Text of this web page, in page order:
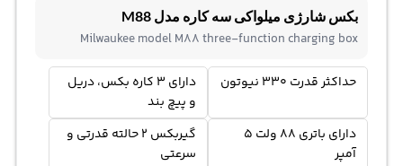
بکس شارژی میلواکی سه کاره مدل M88
Milwaukee model M88 three-function charging box
حداکثر قدرت 330 نیوتون
دارای 3 کاره بکس، دریل
و پیچ بند
دارای باتری 88 ولت 5
آمپر
گیربکس 2 حالته قدرتی و
سرعتی